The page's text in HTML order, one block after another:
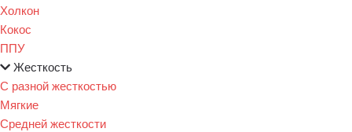
Холкон
Кокос
ППУ
Жесткость
С разной жесткостью
Мягкие
Средней жесткости